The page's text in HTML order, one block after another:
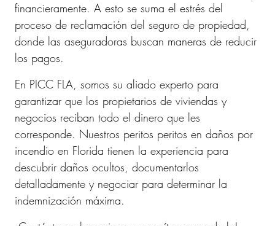
financieramente. A esto se suma el estrés del
proceso de reclamación del seguro de propiedad,
donde las aseguradoras buscan maneras de reducir
los pagos.
En PICC FLA, somos su aliado experto para
garantizar que los propietarios de viviendas y
negocios reciban todo el dinero que les
corresponde. Nuestros peritos peritos en daños por
incendio en Florida tienen la experiencia para
descubrir daños ocultos, documentarlos
detalladamente y negociar para determinar la
indemnización máxima.